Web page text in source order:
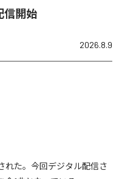
信開始
2026.8.9
れた。今回デジタル配信さ